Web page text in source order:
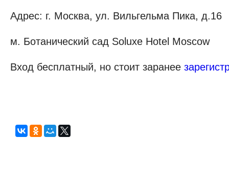
Адрес: г. Москва, ул. Вильгельма Пика, д.16
м. Ботанический сад Soluxe Hotel Moscow
Вход бесплатный, но стоит заранее